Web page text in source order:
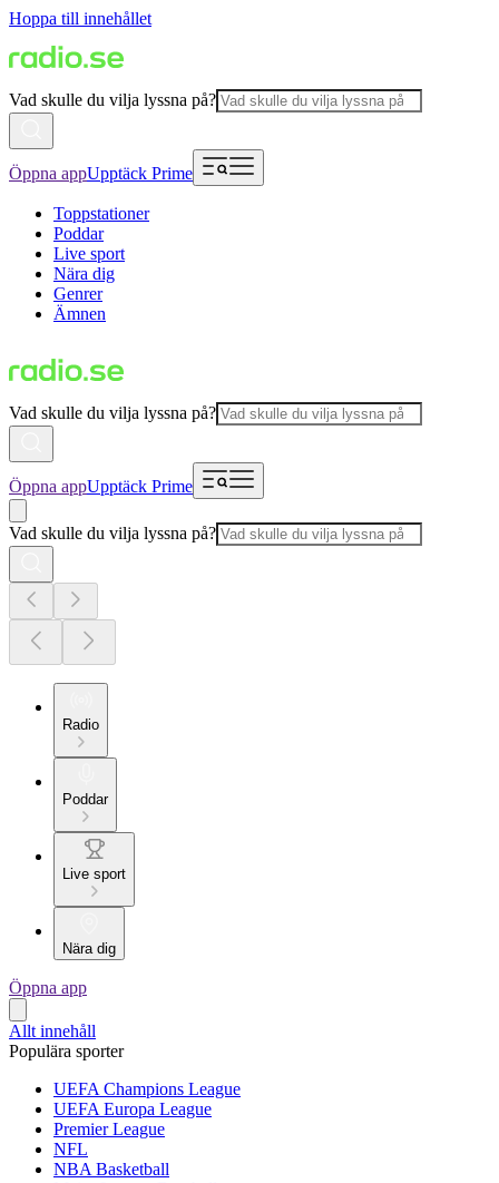
Hoppa till innehållet
Vad skulle du vilja lyssna på?
Öppna appUpptäck Prime
Toppstationer
Poddar
Live sport
Nära dig
Genrer
Ämnen
Vad skulle du vilja lyssna på?
Öppna appUpptäck Prime
Vad skulle du vilja lyssna på?
Radio
Poddar
Live sport
Nära dig
Öppna app
Allt innehåll
Populära sporter
UEFA Champions League
UEFA Europa League
Premier League
NFL
NBA Basketball